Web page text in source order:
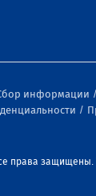
информации
права защищены.